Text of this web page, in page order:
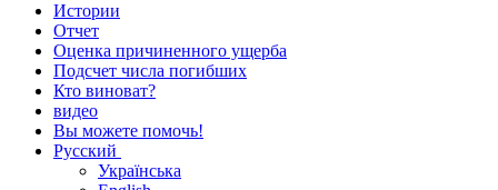
Истории
Отчет
Оценка причиненного ущерба
Подсчет числа погибших
Кто виноват?
видео
Вы можете помочь!
Русский
Українська